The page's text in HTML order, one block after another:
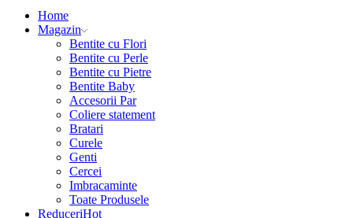
Home
Magazin
Bentite cu Flori
Bentite cu Perle
Bentite cu Pietre
Bentite Baby
Accesorii Par
Coliere statement
Bratari
Curele
Genti
Cercei
Imbracaminte
Toate Produsele
ReduceriHot